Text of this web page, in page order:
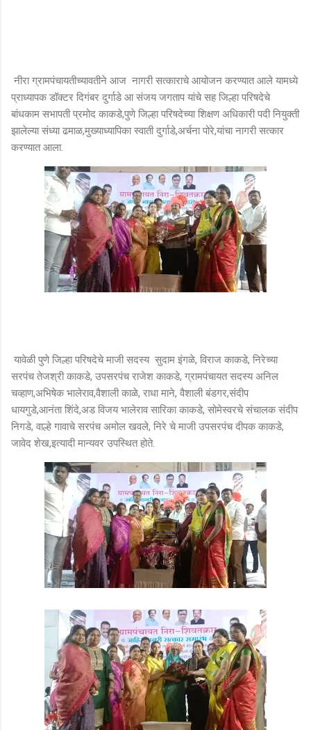
नीरा ग्रामपंचायतीच्यावतीने आज नागरी सत्काराचे आयोजन करण्यात आले यामध्ये
प्राध्यापक डॉक्टर दिगंबर दुर्गाडे आ संजय जगताप यांचे सह जिल्हा परिषदेचे
बांधकाम सभापती प्रमोद काकडे,पुणे जिल्हा परिषदेच्या शिक्षण अधिकारी पदी नियुक्ती
झालेल्या संध्या ढमाळ,मुख्याध्यापिका स्वाती दुर्गाडे,अर्चना पोरे,यांचा नागरी सत्कार
करण्यात आला.
यावेळी पुणे जिल्हा परिषदेचे माजी सदस्य सुदाम इंगळे, विराज काकडे, निरेच्या
सरपंच तेजश्री काकडे, उपसरपंच राजेश काकडे, ग्रामपंचायत सदस्य अनिल
चव्हाण,अभिषेक भालेराव,वैशाली काळे, राधा माने, वैशाली बंडगर,संदीप
धायगुडे,आनंता शिंदे,अड विजय भालेराव सारिका काकडे, सोमेस्वरचे संचालक संदीप
निगडे, वाल्हे गावाचे सरपंच अमोल खवले, निरे चे माजी उपसरपंच दीपक काकडे,
जावेद शेख,इत्यादी मान्यवर उपस्थित होते.